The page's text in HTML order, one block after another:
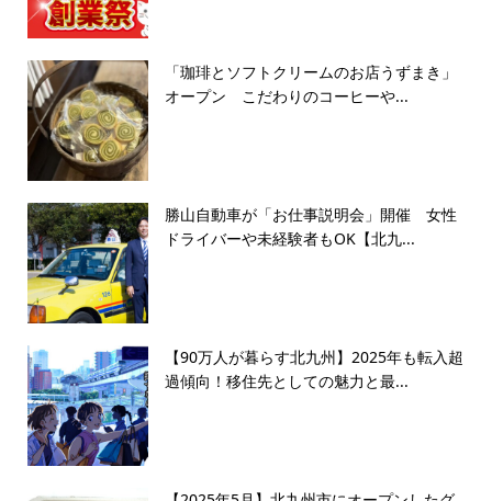
「珈琲とソフトクリームのお店うずまき」
オープン こだわりのコーヒーや...
勝山自動車が「お仕事説明会」開催 女性
ドライバーや未経験者もOK【北九...
【90万人が暮らす北九州】2025年も転入超
過傾向！移住先としての魅力と最...